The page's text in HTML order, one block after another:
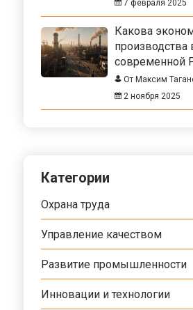
7 февраля 2025
Какова
производства
современной
От Максим
2 ноября 2025
Категории
Охрана труда
Управление качеством
Развитие промышленности
Инновации и технологии